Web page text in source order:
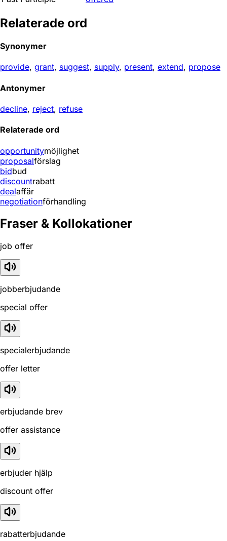
Relaterade ord
Synonymer
provide, grant, suggest, supply, present, extend, propose
Antonymer
decline, reject, refuse
Relaterade ord
opportunitymöjlighet
proposalförslag
bidbud
discountrabatt
dealaffär
negotiationförhandling
Fraser & Kollokationer
job offer
jobberbjudande
special offer
specialerbjudande
offer letter
erbjudande brev
offer assistance
erbjuder hjälp
discount offer
rabatterbjudande